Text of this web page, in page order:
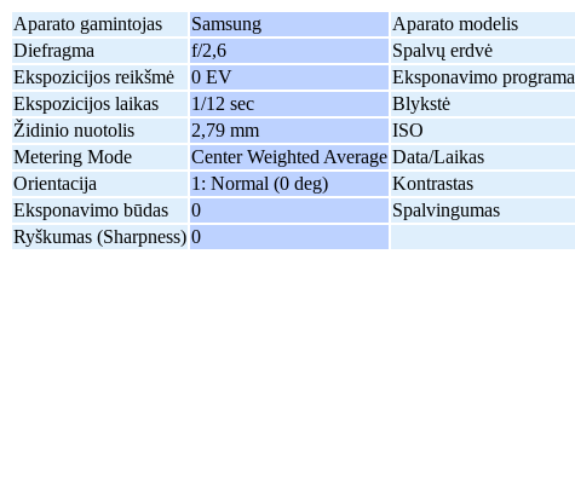
Aparato gamintojas Samsung Aparato modelis
Diefragma
f/2,6 Spalvų erdvė
Ekspozicijos reikšmė
0 EV Eksponavimo programa
Ekspozicijos laikas
1/12 sec Blykstė
Židinio nuotolis
2,79 mm ISO
Metering Mode
Center Weighted Average Data/Laikas
Orientacija
1: Normal (0 deg) Kontrastas
Eksponavimo būdas
0 Spalvingumas
Ryškumas (Sharpness) 0